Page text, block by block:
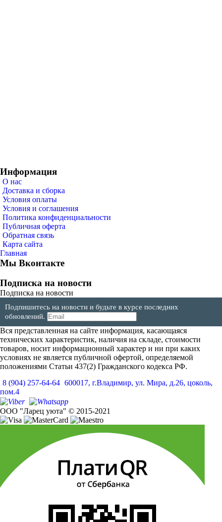
Информация
О нас
Доставка и сборка
Условия оплаты
Условия и соглашения
Политика конфиденциальности
Публичная оферта
Обратная связь
Карта сайта
Главная
Мы Вконтакте
Подписка на новости
Подписка на новости
Подпишитесь на новости и будьте в курсе последних
обновлений.
Вся представленная на сайте информация, касающаяся
технических характеристик, наличия на складе, стоимости
товаров, носит информационный характер и ни при каких
условиях не является публичной офертой, определяемой
положениями Статьи 437(2) Гражданского кодекса РФ.
8 (904) 257-64-64 600017, г.Владимир, ул. Мира, д.26, цоколь,
пом.4
ООО "Ларец уюта" © 2015-2021